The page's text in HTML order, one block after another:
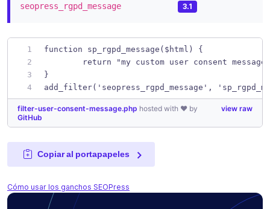
seopress_rgpd_message
3.1
function sp_rgpd_message($html) {
return "my custom user consent
}
add_filter('seopress_rgpd_message',
view raw
filter-user-consent-message.php hosted with ❤ by
GitHub
Copiar al portapapeles
Cómo usar los ganchos SEOPress